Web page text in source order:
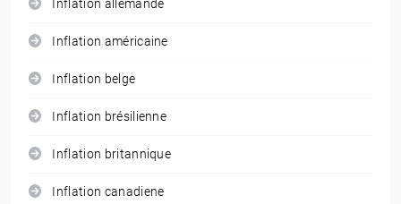
Inflation allemande
Inflation américaine
Inflation belge
Inflation brésilienne
Inflation britannique
Inflation canadiene